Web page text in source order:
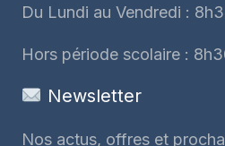
Du Lundi au Vendredi :
Hors période scolaire :
Newsletter
Nos actus, offres et